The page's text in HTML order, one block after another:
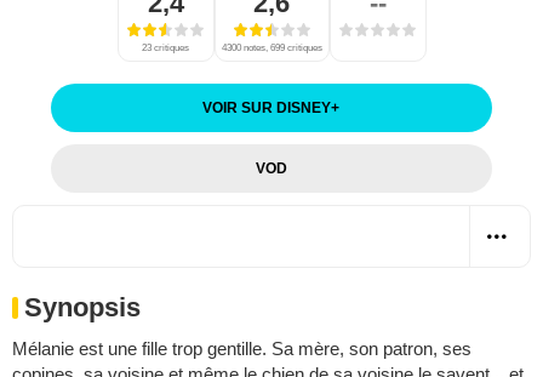
23 critiques 4300 notes, 699 critiques
VOIR SUR DISNEY+
VOD
Synopsis
Mélanie est une fille trop gentille. Sa mère, son patron, ses